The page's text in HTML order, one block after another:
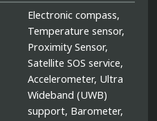
Electronic compass,
Temperature sensor,
Proximity Sensor,
Satellite SOS service,
Accelerometer, Ultra
Wideband (UWB)
support, Barometer,